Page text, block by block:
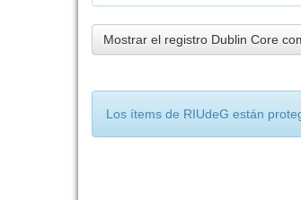
Mostrar el registro Dublin Core
Los ítems de RIUdeG están